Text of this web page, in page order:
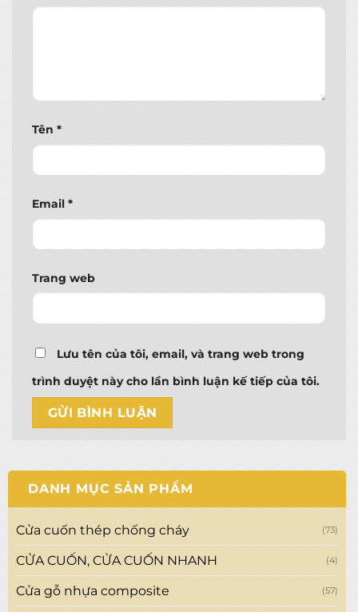
Tên*
Email*
Trang web
Lưu tên của tôi, email, và trang web trong
trình duyệt này cho lần bình luận kế tiếp của tôi.
DANH MỤC SẢN PHẨM
Cửa cuốn thép chống cháy (73)
CỬA CUỐN, CỬA CUỐN NHANH (4)
Cửa gỗ nhựa composite (57)